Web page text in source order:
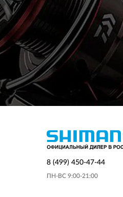
8 (499) 450-47-44
ПН-ВС 9:00-21:00